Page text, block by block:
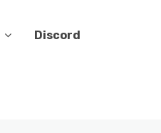
Discord